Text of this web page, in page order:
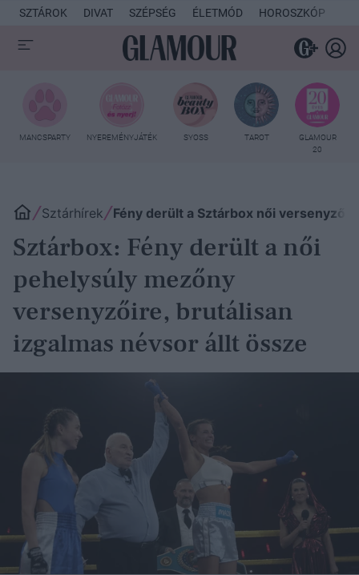
SZTÁROK DIVAT SZÉPSÉG ÉLETMÓD HOROSZKÓP
MANCSPARTY NYEREMÉNYJÁTÉK SYOSS TAROT
GLAMOUR
20
Sztárhírek Fény derült a Sztárbox női
Sztárbox: Fény derült a női
pehelysúly mezőny
versenyzőire, brutálisan
izgalmas névsor állt össze